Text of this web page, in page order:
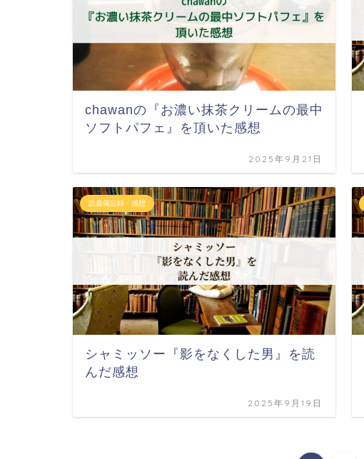
chawanの『お濃い抹茶クリームの最中
ソフトパフェ』を頂いた感想
2025年9月21日
読書備忘録・感想
シャミッソー『影をなくした男』を読
んだ感想
2025年9月19日